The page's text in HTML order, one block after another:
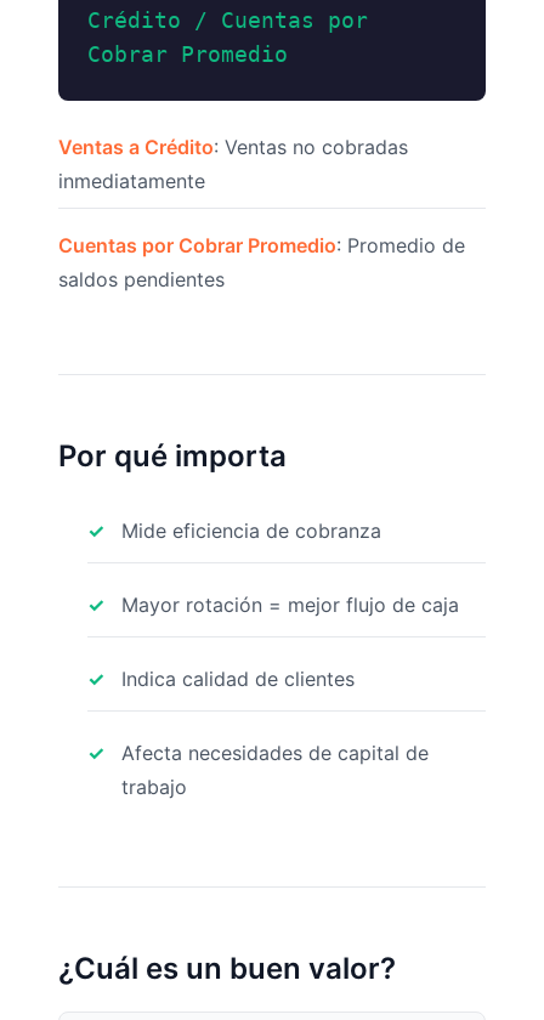
Crédito / Cuentas por
Cobrar Promedio
Ventas a Crédito: Ventas no cobradas
inmediatamente
Cuentas por Cobrar Promedio: Promedio de
saldos pendientes
Por qué importa
Mide eficiencia de cobranza
Mayor rotación = mejor flujo de caja
Indica calidad de clientes
Afecta necesidades de capital de
trabajo
¿Cuál es un buen valor?